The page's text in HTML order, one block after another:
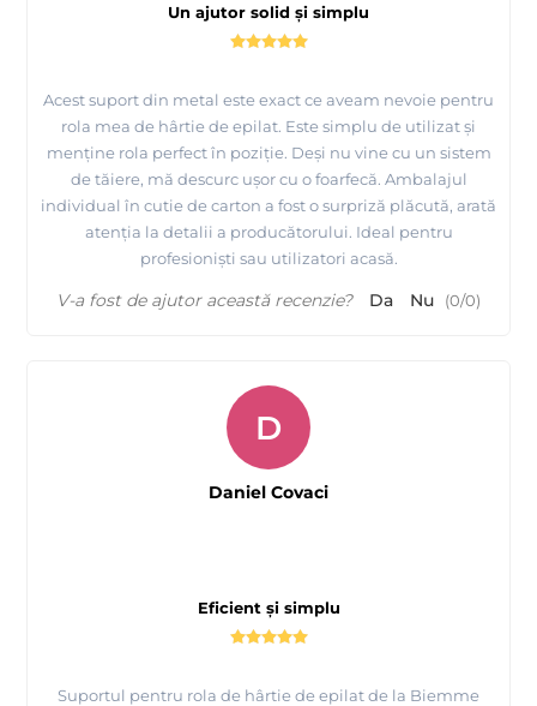
Un ajutor solid și simplu
Acest suport din metal este exact ce aveam nevoie pentru
rola mea de hârtie de epilat. Este simplu de utilizat și
menține rola perfect în poziție. Deși nu vine cu un sistem
de tăiere, mă descurc ușor cu o foarfecă. Ambalajul
individual în cutie de carton a fost o surpriză plăcută, arată
atenția la detalii a producătorului. Ideal pentru
profesioniști sau utilizatori acasă.
V-a fost de ajutor această recenzie? Da Nu (0/0)
Eficient și simplu
Suportul pentru rola de hârtie de epilat de la Biemme
D
Daniel Covaci